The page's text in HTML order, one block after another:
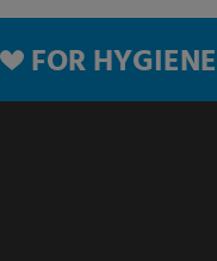
FOR HYGIENE